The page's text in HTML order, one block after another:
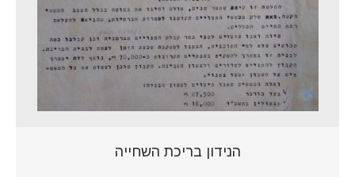
הנידון בריכת השחייה